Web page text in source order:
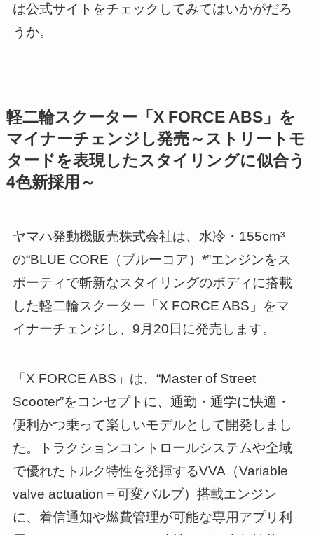
は公式サイトをチェックしてみてはいかがだろ
うか。
軽二輪スクーター「X FORCE ABS」を
マイナーチェンジし発売～ストリートモ
タードを表現したスタイリングに似合う
4色新採用～
ヤマハ発動機販売株式会社は、水冷・155cm³
の“BLUE CORE（ブルーコア）*”エンジンをス
ポーティで斬新なスタイリングのボディに搭載
した軽二輪スクーター「X FORCE ABS」をマ
イナーチェンジし、9月20日に発売します。
「X FORCE ABS」は、“Master of Street
Scooter”をコンセプトに、通勤・通学に快適・
便利かつ乗って楽しいモデルとして開発しまし
た。トラクションコントロールシステムや全域
で優れたトルク特性を発揮するVVA（Variable
valve actuation＝可変バルブ）搭載エンジン
に、着信通知や燃費管理が可能な専用アプリ利